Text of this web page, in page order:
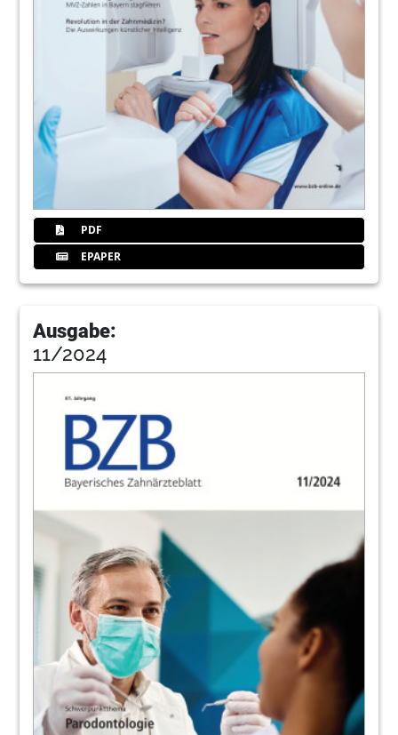
Redaktiom
Impressum
84ABZ-ZR GmbH
PDF
EPAPER
Ausgabe:
11/2024